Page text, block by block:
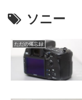
ソニー
ただの備忘録